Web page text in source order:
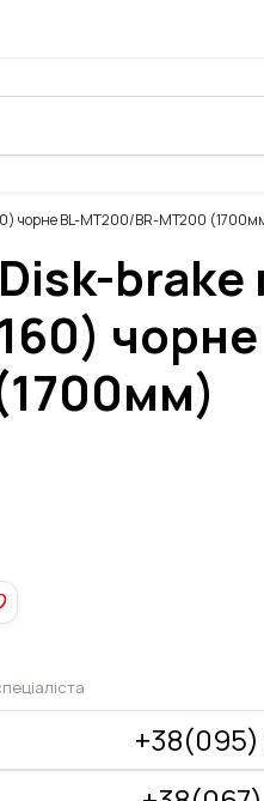
чорне BL-MT200/BR-MT200
brake